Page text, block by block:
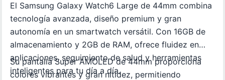
El Samsung Galaxy Watch6 Large de 44mm combina
tecnología avanzada, diseño premium y gran
autonomía en un smartwatch versátil. Con 16GB de
almacenamiento y 2GB de RAM, ofrece fluidez en
aplicaciones, seguimiento de salud y herramientas
inteligentes para tu día a día.
Su pantalla Super AMOLED de 44mm proporciona
colores vibrantes y gran nitidez, permitiendo